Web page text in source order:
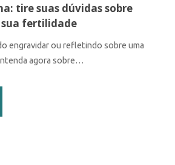
tire suas dúvidas sobre
fertilidade
engravidar ou refletindo sobre uma
agora sobre…